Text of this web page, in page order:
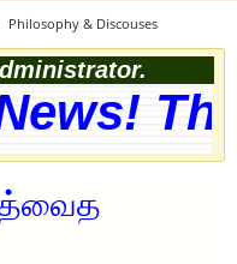
Philosophy & Discouses